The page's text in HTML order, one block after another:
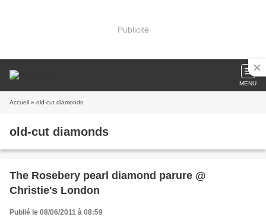
Publicité
MENU
Accueil » old-cut diamonds
old-cut diamonds
The Rosebery pearl diamond parure @
Christie's London
Publié le 08/06/2011 à 08:59